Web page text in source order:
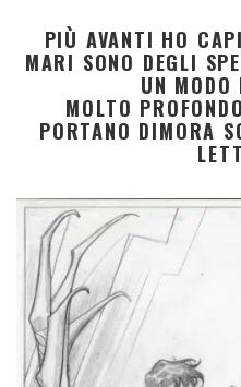
PIÙ AVANTI HO
MARI SONO DEGLI
UN
MOLTO
PORTANO DIMORA